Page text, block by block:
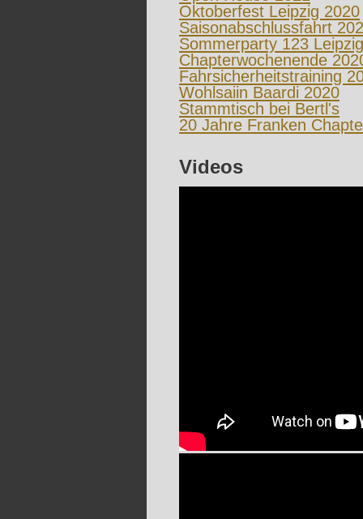
Oktoberfest Leipzig 2020
Saisonabschlussfahrt
Sommerparty 123
Chapterwochenende
Fahrsicherheitstraining
Wohlsaiin Baardi 2020
Stammtisch bei Bertl's
20 Jahre Franken
Videos